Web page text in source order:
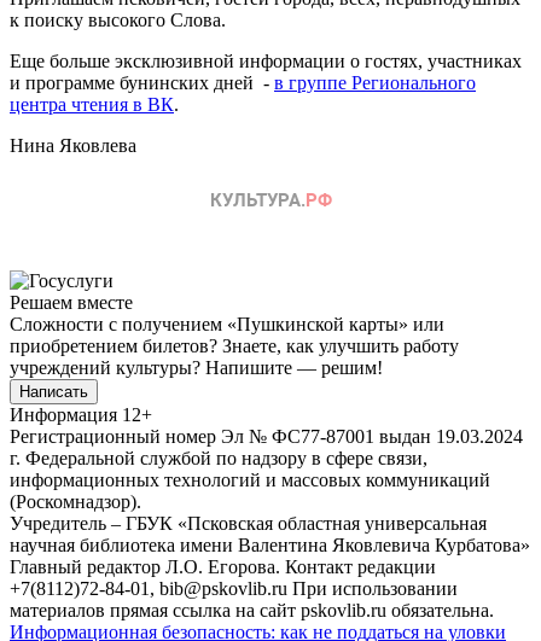
к поиску высокого Слова.
Еще больше эксклюзивной информации о гостях, участниках
и программе бунинских дней - в группе Регионального
центра чтения в ВК.
Нина Яковлева
Решаем вместе
Сложности с получением «Пушкинской карты» или
приобретением билетов? Знаете, как улучшить работу
учреждений культуры? Напишите — решим!
Написать
Информация 12+
Регистрационный номер Эл № ФС77-87001 выдан 19.03.2024
г. Федеральной службой по надзору в сфере связи,
информационных технологий и массовых коммуникаций
(Роскомнадзор).
Учредитель – ГБУК «Псковская областная универсальная
научная библиотека имени Валентина Яковлевича Курбатова»
Главный редактор Л.О. Егорова. Контакт редакции
+7(8112)72-84-01, bib@pskovlib.ru При использовании
материалов прямая ссылка на сайт pskovlib.ru обязательна.
Информационная безопасность: как не поддаться на уловки